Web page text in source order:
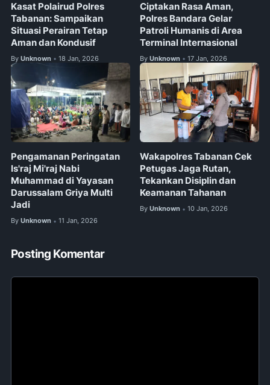
Kasat Polairud Polres
Tabanan: Sampaikan
Situasi Perairan Tetap
Aman dan Kondusif
By Unknown • 18 Jan, 2026
Ciptakan Rasa Aman,
Polres Bandara Gelar
Patroli Humanis di Area
Terminal Internasional
By Unknown • 17 Jan, 2026
Pengamanan Peringatan
Is'raj Mi'raj Nabi
Muhammad di Yayasan
Darussalam Griya Multi
Jadi
By Unknown • 11 Jan, 2026
Wakapolres Tabanan Cek
Petugas Jaga Rutan,
Tekankan Disiplin dan
Keamanan Tahanan
By Unknown • 10 Jan, 2026
Posting Komentar